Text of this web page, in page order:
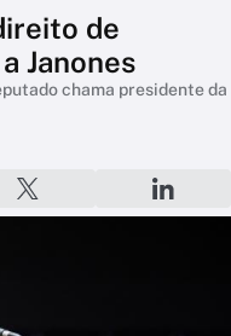
de
Janones
chama presidente da